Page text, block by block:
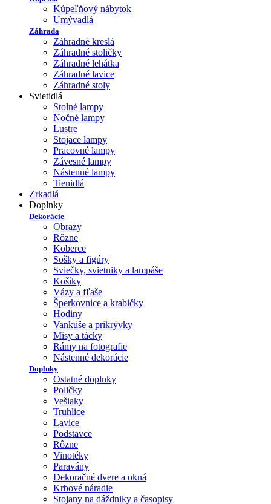
Kúpeľňový nábytok
Umývadlá
Záhrada
Záhradné kreslá
Záhradné stoličky
Záhradné lehátka
Záhradné lavice
Záhradné stoly
Svietidlá
Stolné lampy
Nočné lampy
Lustre
Stojace lampy
Pracovné lampy
Závesné lampy
Nástenné lampy
Tienidlá
Zrkadlá
Doplnky
Dekorácie
Obrazy
Rôzne
Koberce
Sošky a figúry
Sviečky, svietniky a lampáše
Košíky
Vázy a fľaše
Šperkovnice a krabičky
Hodiny
Vankúše a prikrývky
Misy a tácky
Rámy na fotografie
Nástenné dekorácie
Doplnky
Ostatné doplnky
Poličky
Vešiaky
Truhlice
Lavice
Podstavce
Rôzne
Vinotéky
Paravány
Dekoračné dvere a okná
Krbové náradie
Stojany na dáždniky a časopisy